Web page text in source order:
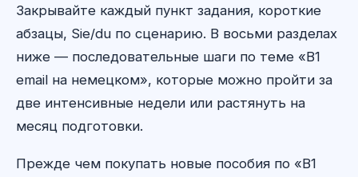
Закрывайте каждый пункт задания, короткие
абзацы, Sie/du по сценарию. В восьми разделах
ниже — последовательные шаги по теме «B1
email на немецком», которые можно пройти за
две интенсивные недели или растянуть на
месяц подготовки.
Прежде чем покупать новые пособия по «B1